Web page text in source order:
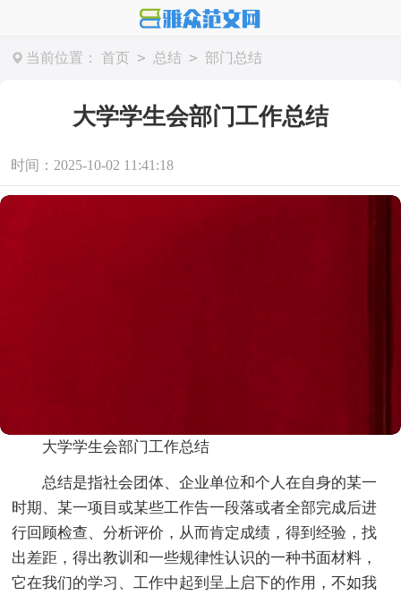
当前位置： 首页 > 总结 > 部门总结
大学学生会部门工作总结
时间：2025-10-02 11:41:18
大学学生会部门工作总结
总结是指社会团体、企业单位和个人在自身的某一
时期、某一项目或某些工作告一段落或者全部完成后进
行回顾检查、分析评价，从而肯定成绩，得到经验，找
出差距，得出教训和一些规律性认识的一种书面材料，
它在我们的学习、工作中起到呈上启下的作用，不如我